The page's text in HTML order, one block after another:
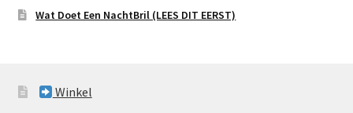
Wat Doet Een NachtBril (LEES DIT EERST)
Winkel